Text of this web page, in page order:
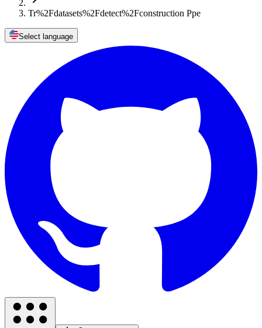
Tr%2Fdatasets%2Fdetect%2Fconstruction Ppe
Select language